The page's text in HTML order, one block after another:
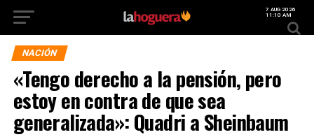
7 AUG 2026
11:10 AM
NACIÓN
«Tengo derecho a la pensión, pero
estoy en contra de que sea
generalizada»: Quadri a Sheinbaum